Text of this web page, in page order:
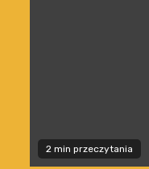
2 min przeczytania